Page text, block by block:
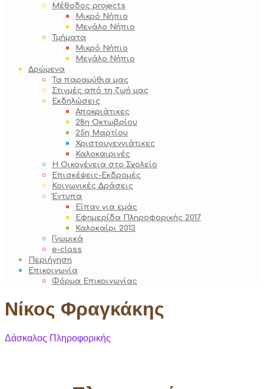
Μέθοδος projects
Μικρό Νήπιο
Μεγάλο Νήπιο
Τμήματα
Μικρό Νήπιο
Μεγάλο Νήπιο
Δρώμενα
Τα παραμύθια μας
Στιγμές από τη ζωή μας
Εκδηλώσεις
Αποκριάτικες
28η Οκτωβρίου
25η Μαρτίου
Χριστουγεννιάτικες
Καλοκαιρινές
Η Οικογένεια στο Σχολείο
Επισκέψεις-Εκδρομές
Κοινωνικές Δράσεις
Έντυπα
Είπαν για εμάς
Εφημερίδα Πληροφορικής 2017
Καλοκαίρι 2013
Γνωμικά
e-class
Περιήγηση
Επικοινωνία
Φόρμα Επικοινωνίας
Νίκος Φραγκάκης
Δάσκαλος Πληροφορικής